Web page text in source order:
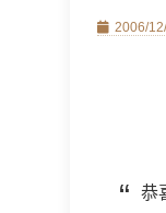
Posted
2006/
恭